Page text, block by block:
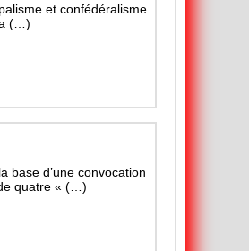
et confédéralisme
(…)
base d’une convocation
quatre « (…)